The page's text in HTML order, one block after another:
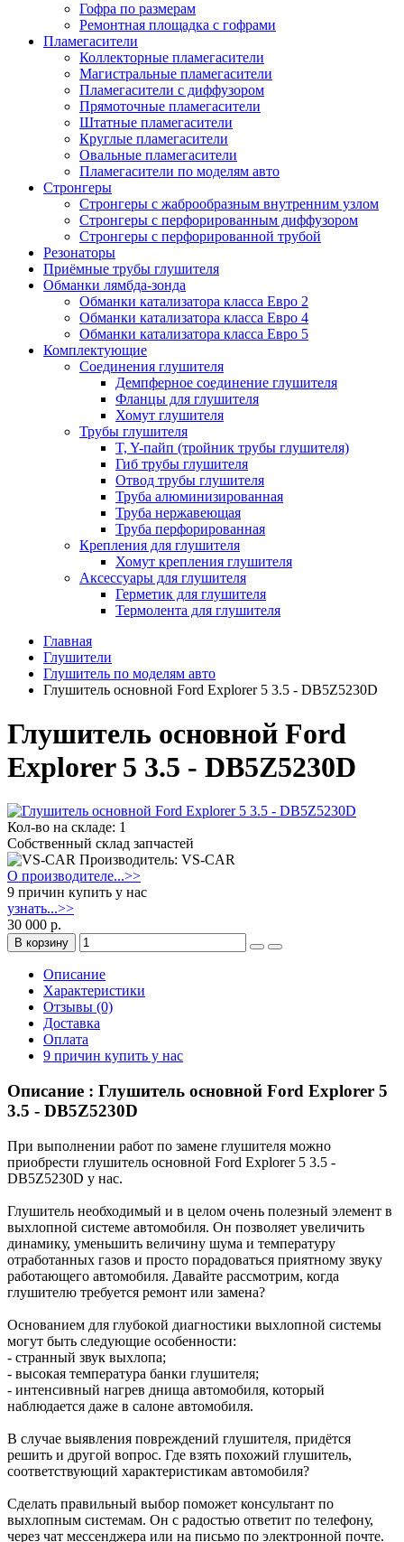
Гофра по размерам
Ремонтная площадка с гофрами
Пламегасители
Коллекторные пламегасители
Магистральные пламегасители
Пламегасители с диффузором
Прямоточные пламегасители
Штатные пламегасители
Круглые пламегасители
Овальные пламегасители
Пламегасители по моделям авто
Стронгеры
Стронгеры с жаброобразным внутренним узлом
Стронгеры с перфорированным диффузором
Стронгеры с перфорированной трубой
Резонаторы
Приёмные трубы глушителя
Обманки лямбда-зонда
Обманки катализатора класса Евро 2
Обманки катализатора класса Евро 4
Обманки катализатора класса Евро 5
Комплектующие
Соединения глушителя
Демпферное соединение глушителя
Фланцы для глушителя
Хомут глушителя
Трубы глушителя
T, Y-пайп (тройник трубы глушителя)
Гиб трубы глушителя
Отвод трубы глушителя
Труба алюминизированная
Труба нержавеющая
Труба перфорированная
Крепления для глушителя
Хомут крепления глушителя
Аксессуары для глушителя
Герметик для глушителя
Термолента для глушителя
Главная
Глушители
Глушитель по моделям авто
Глушитель основной Ford Explorer 5 3.5 - DB5Z5230D
Глушитель основной Ford
Explorer 5 3.5 - DB5Z5230D
Кол-во на складе: 1
Собственный склад запчастей
Производитель: VS-CAR
О производителе...>>
9 причин купить у нас
узнать...>>
30 000 р.
В корзину
Описание
Характеристики
Отзывы (0)
Доставка
Оплата
9 причин купить у нас
Описание : Глушитель основной Ford Explorer 5
3.5 - DB5Z5230D
При выполнении работ по замене глушителя можно
приобрести глушитель основной Ford Explorer 5 3.5 -
DB5Z5230D у нас.
Глушитель необходимый и в целом очень полезный элемент в
выхлопной системе автомобиля. Он позволяет увеличить
динамику, уменьшить величину шума и температуру
отработанных газов и просто порадоваться приятному звуку
работающего автомобиля. Давайте рассмотрим, когда
глушителю требуется ремонт или замена?
Основанием для глубокой диагностики выхлопной системы
могут быть следующие особенности:
- странный звук выхлопа;
- высокая температура банки глушителя;
- интенсивный нагрев днища автомобиля, который
наблюдается даже в салоне автомобиля.
В случае выявления повреждений глушителя, придётся
решить и другой вопрос. Где взять похожий глушитель,
соответствующий характеристикам автомобиля?
Сделать правильный выбор поможет консультант по
выхлопным системам. Он с радостью ответит по телефону,
через чат мессенджера или на письмо по электронной почте.